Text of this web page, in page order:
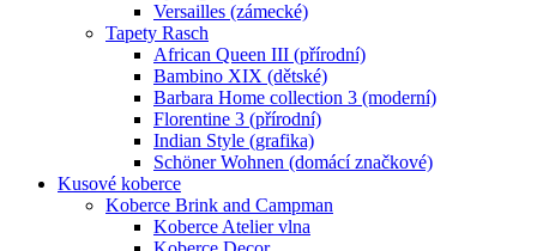
Versailles (zámecké)
Tapety Rasch
African Queen III (přírodní)
Bambino XIX (dětské)
Barbara Home collection 3 (moderní)
Florentine 3 (přírodní)
Indian Style (grafika)
Schöner Wohnen (domácí značkové)
Kusové koberce
Koberce Brink and Campman
Koberce Atelier vlna